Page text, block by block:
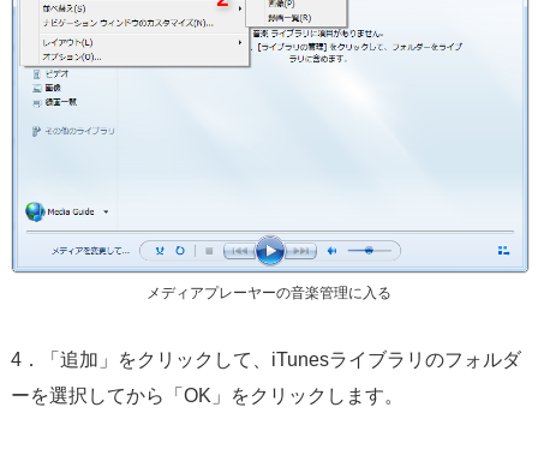
メディアプレーヤーの音楽管理に入る
4．「追加」をクリックして、iTunesライブラリのフォルダ
ーを選択してから「OK」をクリックします。